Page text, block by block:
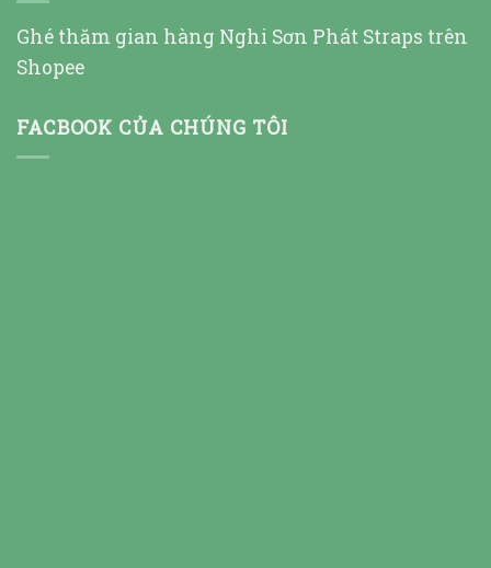
Ghé thăm gian hàng Nghi Sơn Phát Straps trên
Shopee
FACBOOK CỦA CHÚNG TÔI